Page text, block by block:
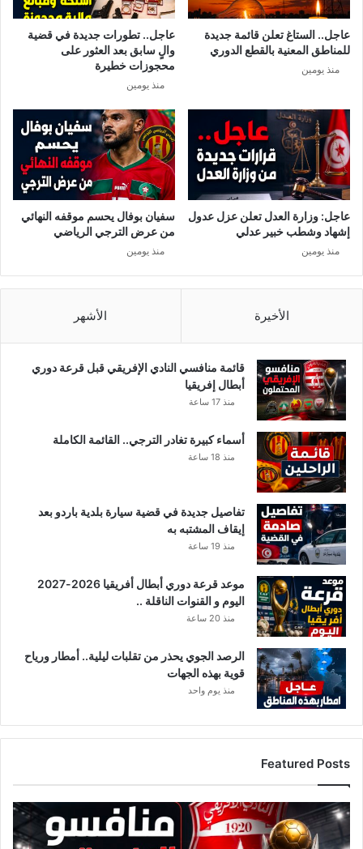
عاجل.. الستاغ تعلن قائمة جديدة
للمناطق المعنية بالقطع الدوري
منذ يومين
عاجل.. تطورات جديدة في قضية
والٍ سابق بعد العثور على
محجوزات خطيرة
منذ يومين
عاجل: وزارة العدل تعلن عزل عدول
إشهاد وشطب خبير عدلي
منذ يومين
سفيان بوفال يحسم موقفه النهائي
من عرض الترجي الرياضي
منذ يومين
الأخيرة الأشهر
قائمة منافسي النادي الإفريقي قبل قرعة دوري
أبطال إفريقيا
منذ 17 ساعة
أسماء كبيرة تغادر الترجي.. القائمة الكاملة
منذ 18 ساعة
تفاصيل جديدة في قضية سيارة بلدية باردو بعد
إيقاف المشتبه به
منذ 19 ساعة
موعد قرعة دوري أبطال أفريقيا 2026-2027
اليوم و القنوات الناقلة ..
منذ 20 ساعة
الرصد الجوي يحذر من تقلبات ليلية.. أمطار ورياح
قوية بهذه الجهات
منذ يوم واحد
Featured Posts
قائمة
منافسي
النادي